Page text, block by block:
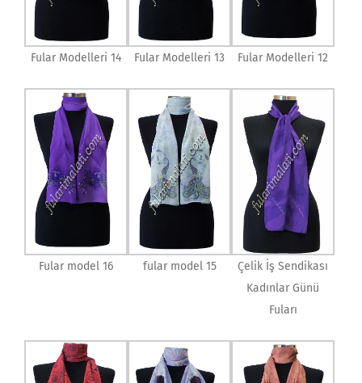
Fular Modelleri 14 Fular Modelleri 13 Fular Modelleri 12
Fular model 16 fular model 15
Çelik İş Sendikası
Kadınlar Günü
Fuları